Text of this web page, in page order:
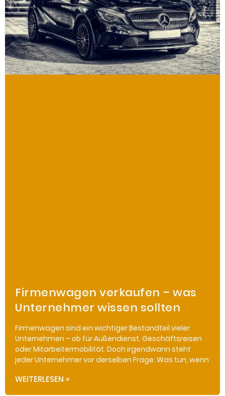
Firmenwagen verkaufen – was
Unternehmer wissen sollten
Firmenwagen sind ein wichtiger Bestandteil vieler
Unternehmen – ob für Außendienst, Geschäftsreisen
oder Mitarbeitermobilität. Doch irgendwann steht
jeder Unternehmer vor derselben Frage: Was tun, wenn
WEITERLESEN »